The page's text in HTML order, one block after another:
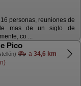
personas, reuniones de
mas de un siglo de
co ...
Pico
a 34,6 km